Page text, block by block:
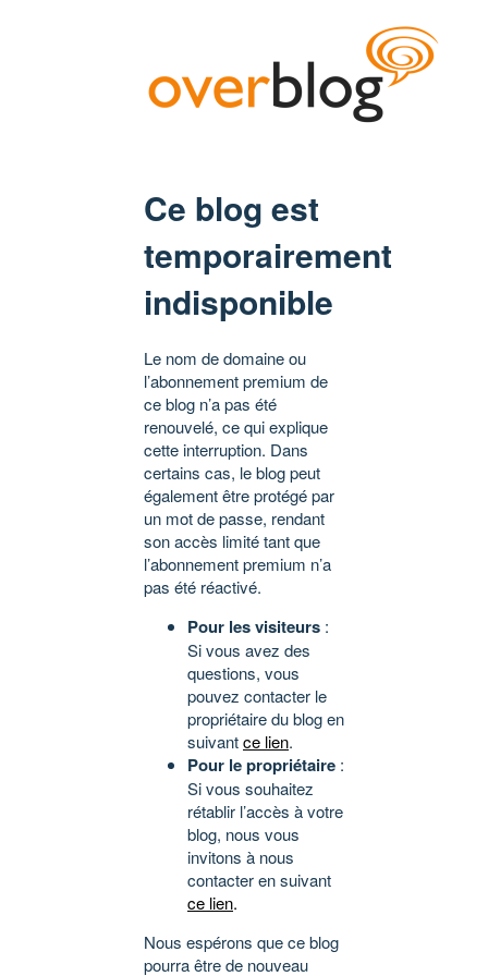
Ce blog est
temporairement
indisponible
Le nom de domaine ou
l’abonnement premium de
ce blog n’a pas été
renouvelé, ce qui explique
cette interruption. Dans
certains cas, le blog peut
également être protégé par
un mot de passe, rendant
son accès limité tant que
l’abonnement premium n’a
pas été réactivé.
Pour les visiteurs :
Si vous avez des
questions, vous
pouvez contacter le
propriétaire du blog en
suivantce lien.
Pour le propriétaire :
Si vous souhaitez
rétablir l’accès à votre
blog, nous vous
invitons à nous
contacter en suivant
ce lien.
Nous espérons que ce blog
pourra être de nouveau